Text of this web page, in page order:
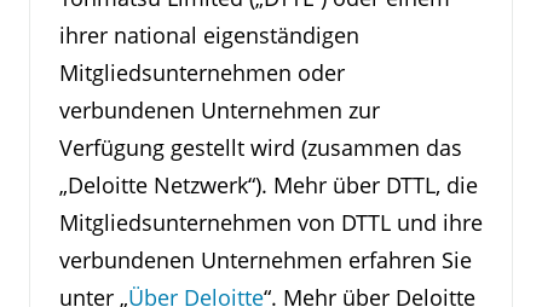
ihrer national eigenständigen
Mitgliedsunternehmen oder
verbundenen Unternehmen zur
Verfügung gestellt wird (zusammen das
„Deloitte Netzwerk“). Mehr über DTTL, die
Mitgliedsunternehmen von DTTL und ihre
verbundenen Unternehmen erfahren Sie
unter „Über Deloitte“. Mehr über Deloitte